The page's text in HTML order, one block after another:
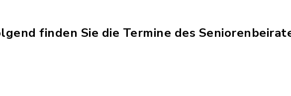
finden Sie die Termine des